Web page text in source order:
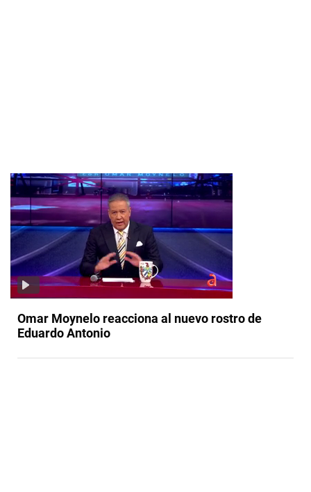
Omar Moynelo reacciona al nuevo rostro de
Eduardo Antonio